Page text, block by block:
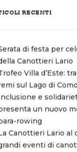
RECENTI
di festa per
Canottieri Lario
Villa d’Este:
sul Lago di Como
e
un nuovo
rowing
Canottieri Lario al
eventi di